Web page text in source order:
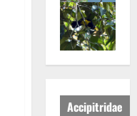
Accipitridae